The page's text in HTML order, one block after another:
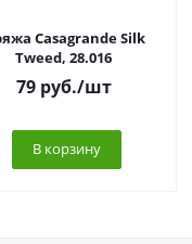
Casagrande Silk
Tweed, 28.016
79руб./шт
В корзину